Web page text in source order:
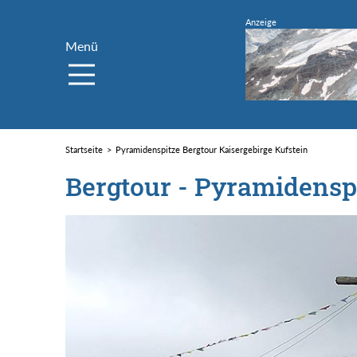
Menü
Startseite Pyramidenspitze Bergtour Kaisergebirge Kufstein
Bergtour -